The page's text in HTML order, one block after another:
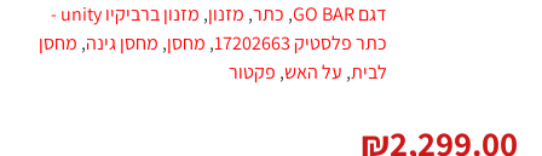
,כתר,מזנון,
מזנון ברביקיו unity -
כתר פלסטיק 17202663
,מחסן,מחסן גינה,מחסן
על האש,פקטור
₪